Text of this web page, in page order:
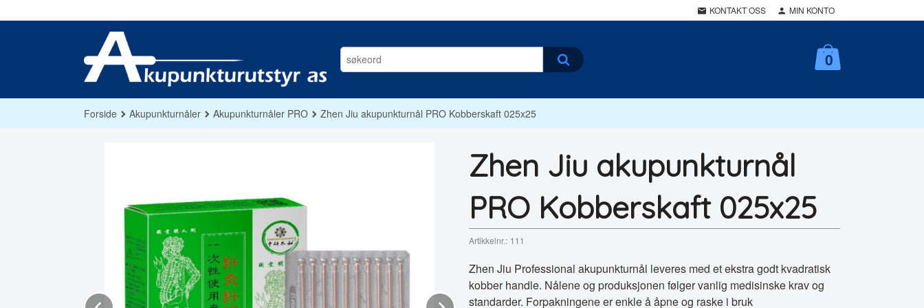
til
KONTAKT OSS MIN KONTO
0
Forside Akupunkturnåler Akupunkturnåler PRO Zhen Jiu akupunkturnål PRO Kobberskaft 025x25
Zhen Jiu akupunkturnål
PRO Kobberskaft 025x25
Artikkelnr.: 111
Zhen Jiu Professional akupunkturnål leveres med et ekstra godt kvadratisk
kobber handle. Nålene og produksjonen følger vanlig medisinske krav og
standarder. Forpakningene er enkle å åpne og raske i bruk